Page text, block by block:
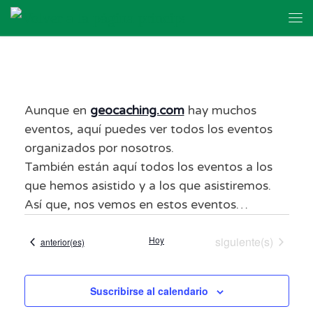
Skip to content
Aunque en geocaching.comhay muchos
eventos, aquí puedes ver todos los eventos
organizados por nosotros.
También están aquí todos los eventos a los
que hemos asistido y a los que asistiremos.
Así que, nos vemos en estos eventos…
Eventos
anterior(es) Hoy Eventos
siguiente(s)
Suscribirse al calendario